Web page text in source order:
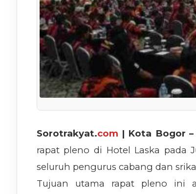
Sorotrakyat.com | Kota Bogor –
rapat pleno di Hotel Laska pada
seluruh pengurus cabang dan
Tujuan utama rapat pleno ini